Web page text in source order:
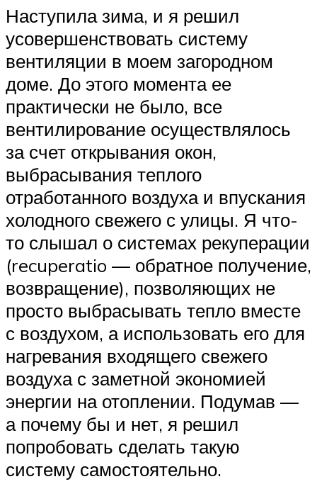
Наступила зима, и я решил
усовершенствовать систему
вентиляции в моем загородном
доме. До этого момента ее
практически не было, все
вентилирование осуществлялось
за счет открывания окон,
выбрасывания теплого
отработанного воздуха и впускания
холодного свежего с улицы. Я что-
то слышал о системах рекуперации
(recuperatio — обратное получение,
возвращение), позволяющих не
просто выбрасывать тепло вместе
с воздухом, а использовать его для
нагревания входящего свежего
воздуха с заметной экономией
энергии на отоплении. Подумав —
а почему бы и нет, я решил
попробовать сделать такую
систему самостоятельно.